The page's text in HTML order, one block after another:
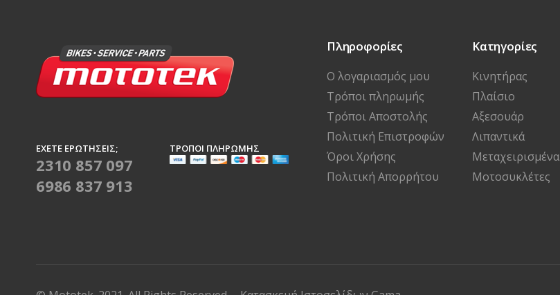
ΈΧΕΤΕ ΕΡΩΤΉΣΕΙΣ;
2310 857 097
6986 837 913
ΤΡΌΠΟΙ ΠΛΗΡΩΜΉΣ
Πληροφορίες
Ο λογαριασμός μου
Τρόποι πληρωμής
Τρόποι Αποστολής
Πολιτική Επιστροφών
Όροι Χρήσης
Πολιτική Απορρήτου
Κατηγορίες
Κινητήρας
Πλαίσιο
Αξεσουάρ
Λιπαντικά
Μεταχειρισμένα
Μοτοσυκλέτες